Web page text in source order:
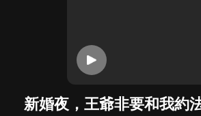
新婚夜，王爺非要和我約